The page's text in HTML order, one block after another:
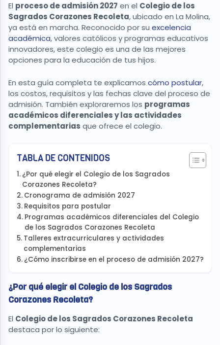
El proceso de admisión 2027 en el Colegio de los
Sagrados Corazones Recoleta, ubicado en La Molina,
ya está en marcha. Reconocido por su excelencia
académica, valores católicos y programas educativos
innovadores, este colegio es una de las mejores
opciones para la educación de tus hijos.
En esta guía completa te explicamos cómo postular,
los costos, requisitos y las fechas clave del proceso de
admisión. También exploraremos los programas
académicos diferenciales y las actividades
complementarias que ofrece el colegio.
TABLA DE CONTENIDOS
¿Por qué elegir el Colegio de los Sagrados
Corazones Recoleta?
Cronograma de admisión 2027
Requisitos para postular
Programas académicos diferenciales del Colegio
de los Sagrados Corazones Recoleta
Talleres extracurriculares y actividades
complementarias
¿Cómo inscribirse en el proceso de admisión 2027?
¿Por qué elegir el Colegio de los Sagrados
Corazones Recoleta?
El Colegio de los Sagrados Corazones Recoleta
destaca por lo siguiente: